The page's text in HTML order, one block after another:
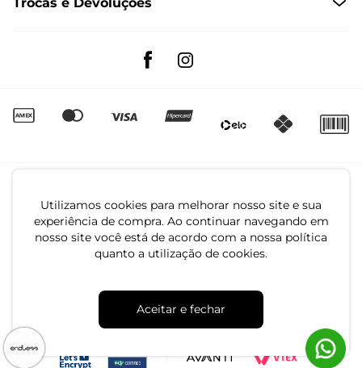
Utilizamos cookies para melhorar nosso site e sua
experiência de compra. Ao continuar navegando em
nosso site você está de acordo com a nossa política
quanto a utilização de cookies.
Aceitar e fechar
Formas de Entrega
Regulamento de Promoções
Canal de Denúncias | Ética
Fale conosco pelo WhatsApp
CNPJ: 79.233.672/0001-05